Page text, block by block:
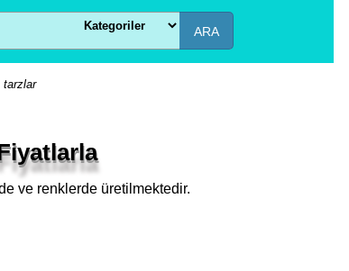
ARA
tarzlar
ve renklerde üretilmektedir.